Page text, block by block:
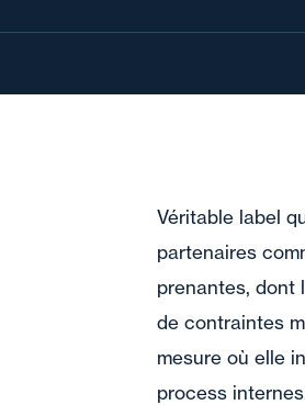
Véritable label
partenaires
prenantes, dont
de contraintes
mesure où elle
process